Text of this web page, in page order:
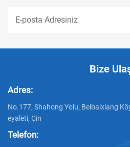
Bize
Adres:
No.177, Shahong Yolu, Beibaixiang
eyaleti, Çin
Telefon: